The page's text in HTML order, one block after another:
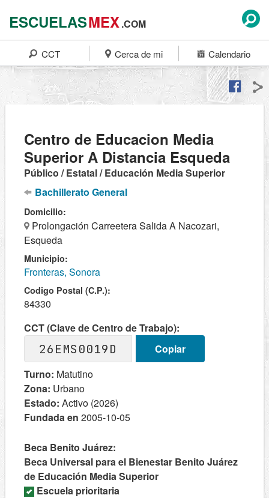
ESCUELASMEX.COM
CCT Cerca de mi Calendario
Centro de Educacion Media
Superior A Distancia Esqueda
Público / Estatal / Educación Media Superior
Bachillerato General
Domicilio:
Prolongación Carreetera Salida A Nacozari,
Esqueda
Municipio:
Fronteras, Sonora
Codigo Postal (C.P.):
84330
CCT (Clave de Centro de Trabajo):
26EMS0019D
Copiar
Turno: Matutino
Zona: Urbano
Estado: Activo (2026)
Fundada en 2005-10-05
Beca Benito Juárez:
Beca Universal para el Bienestar Benito Juárez
de Educación Media Superior
Escuela prioritaria